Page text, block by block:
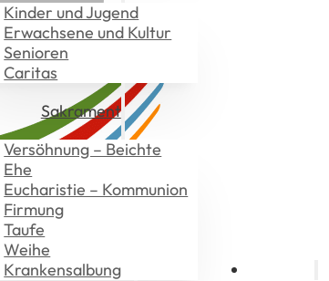
Kinder und Jugend
Erwachsene und Kultur
Senioren
Caritas
Sakrament
Versöhnung – Beichte
Ehe
Eucharistie – Kommunion
Firmung
Taufe
Weihe
Krankensalbung